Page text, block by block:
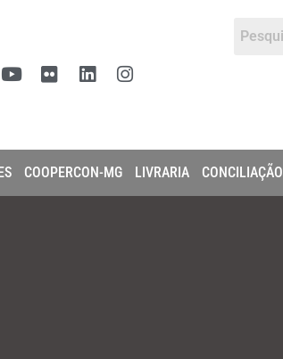
COOPERCON-MG LIVRARIA CONCILIAÇÃO